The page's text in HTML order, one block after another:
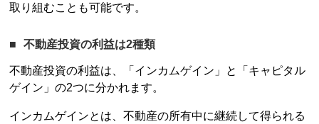
取り組むことも可能です。
不動産投資の利益は2種類
不動産投資の利益は、「インカムゲイン」と「キャピタル
ゲイン」の2つに分かれます。
インカムゲインとは、不動産の所有中に継続して得られる